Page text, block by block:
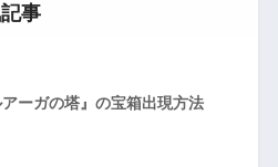
事
ーガの塔』の宝箱出現方法